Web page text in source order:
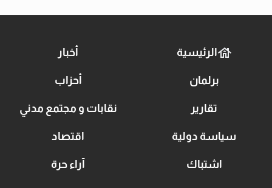
الرئيسية أخبار
برلمان أحزاب
تقارير نقابات و مجتمع مدني
سياسة دولية اقتصاد
اشتباك آراء حرة